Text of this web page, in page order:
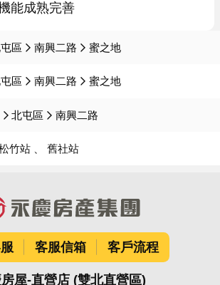
能成熟完善
區 南興二路 蜜之地
區 南興二路 蜜之地
北屯區 南興二路
竹站 舊社站
客服信箱 客戶流程
屋-直營店 (雙北直營區)